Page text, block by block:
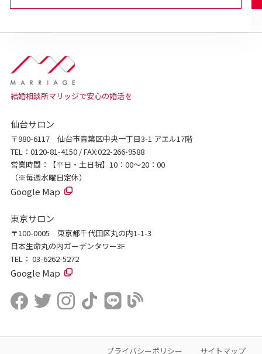
結婚相談所マリッジで安心の婚活を
仙台サロン
〒980-6117 仙台市青葉区中央一丁目3-1 アエル17階
TEL：0120-81-4150 / FAX:022-266-9588
営業時間：【平日・土日祝】10：00～20：00
（※毎週水曜日定休）
Google Map
東京サロン
〒100-0005 東京都千代田区丸の内1-1-3
日本生命丸の内ガーデンタワー3F
TEL： 03-6262-5272
Google Map
プライバシーポリシー サイトマップ